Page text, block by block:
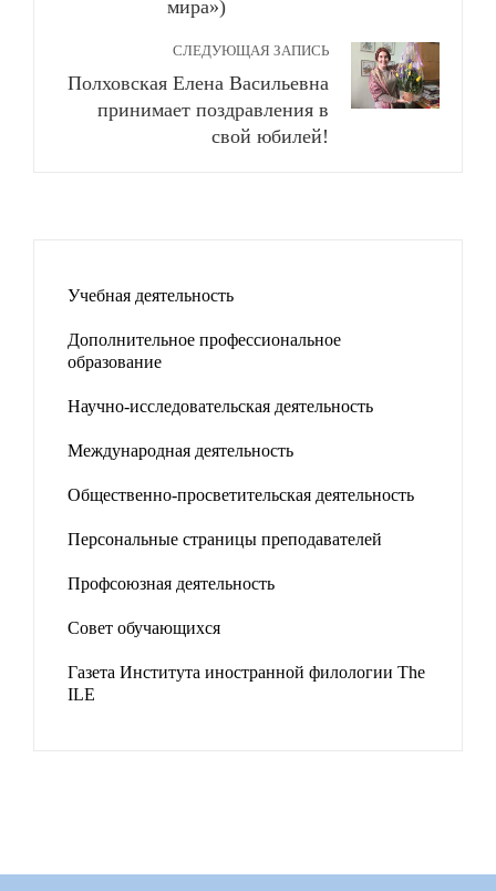
мира»)
СЛЕДУЮЩАЯ ЗАПИСЬ
Полховская Елена Васильевна
принимает поздравления в
свой юбилей!
Учебная деятельность
Дополнительное профессиональное
образование
Научно-исследовательская деятельность
Международная деятельность
Общественно-просветительская деятельность
Персональные страницы преподавателей
Профсоюзная деятельность
Совет обучающихся
Газета Института иностранной филологии The
ILE